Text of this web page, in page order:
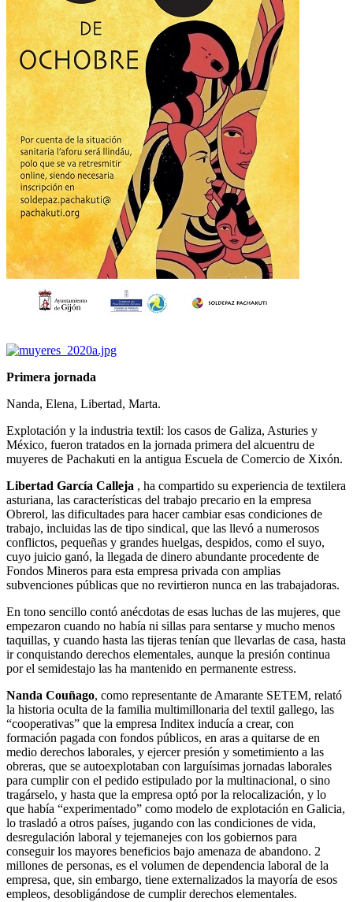
Primera jornada
Nanda, Elena, Libertad, Marta.
Explotación y la industria textil: los casos de Galiza, Asturies y
México, fueron tratados en la jornada primera del alcuentru de
muyeres de Pachakuti en la antigua Escuela de Comercio de Xixón.
Libertad García Calleja , ha compartido su experiencia de textilera
asturiana, las características del trabajo precario en la empresa
Obrerol, las dificultades para hacer cambiar esas condiciones de
trabajo, incluidas las de tipo sindical, que las llevó a numerosos
conflictos, pequeñas y grandes huelgas, despidos, como el suyo,
cuyo juicio ganó, la llegada de dinero abundante procedente de
Fondos Mineros para esta empresa privada con amplias
subvenciones públicas que no revirtieron nunca en las trabajadoras.
En tono sencillo contó anécdotas de esas luchas de las mujeres, que
empezaron cuando no había ni sillas para sentarse y mucho menos
taquillas, y cuando hasta las tijeras tenían que llevarlas de casa, hasta
ir conquistando derechos elementales, aunque la presión continua
por el semidestajo las ha mantenido en permanente estress.
Nanda Couñago, como representante de Amarante SETEM, relató
la historia oculta de la familia multimillonaria del textil gallego, las
“cooperativas” que la empresa Inditex inducía a crear, con
formación pagada con fondos públicos, en aras a quitarse de en
medio derechos laborales, y ejercer presión y sometimiento a las
obreras, que se autoexplotaban con larguísimas jornadas laborales
para cumplir con el pedido estipulado por la multinacional, o sino
tragárselo, y hasta que la empresa optó por la relocalización, y lo
que había “experimentado” como modelo de explotación en Galicia,
lo trasladó a otros países, jugando con las condiciones de vida,
desregulación laboral y tejemanejes con los gobiernos para
conseguir los mayores beneficios bajo amenaza de abandono. 2
millones de personas, es el volumen de dependencia laboral de la
empresa, que, sin embargo, tiene externalizados la mayoría de esos
empleos, desobligándose de cumplir derechos elementales.